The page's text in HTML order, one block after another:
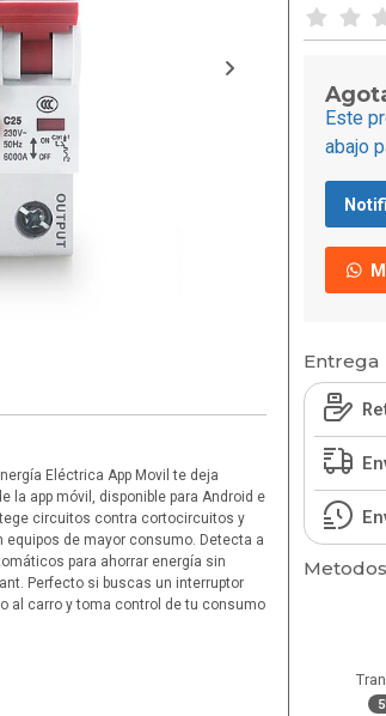
Eléctrica App Movil te deja
app móvil, disponible para Android e
circuitos contra cortocircuitos y
de mayor consumo. Detecta a
para ahorrar energía sin
Perfecto si buscas un interruptor
al carro y toma control de tu consumo
Este
abajo
Entrega